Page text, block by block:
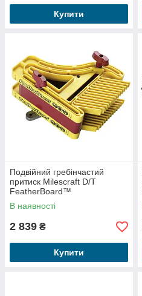
Купити
Подвійний гребінчастий
притиск Milescraft D/T
FeatherBoard™
В наявності
2 839 ₴
Купити